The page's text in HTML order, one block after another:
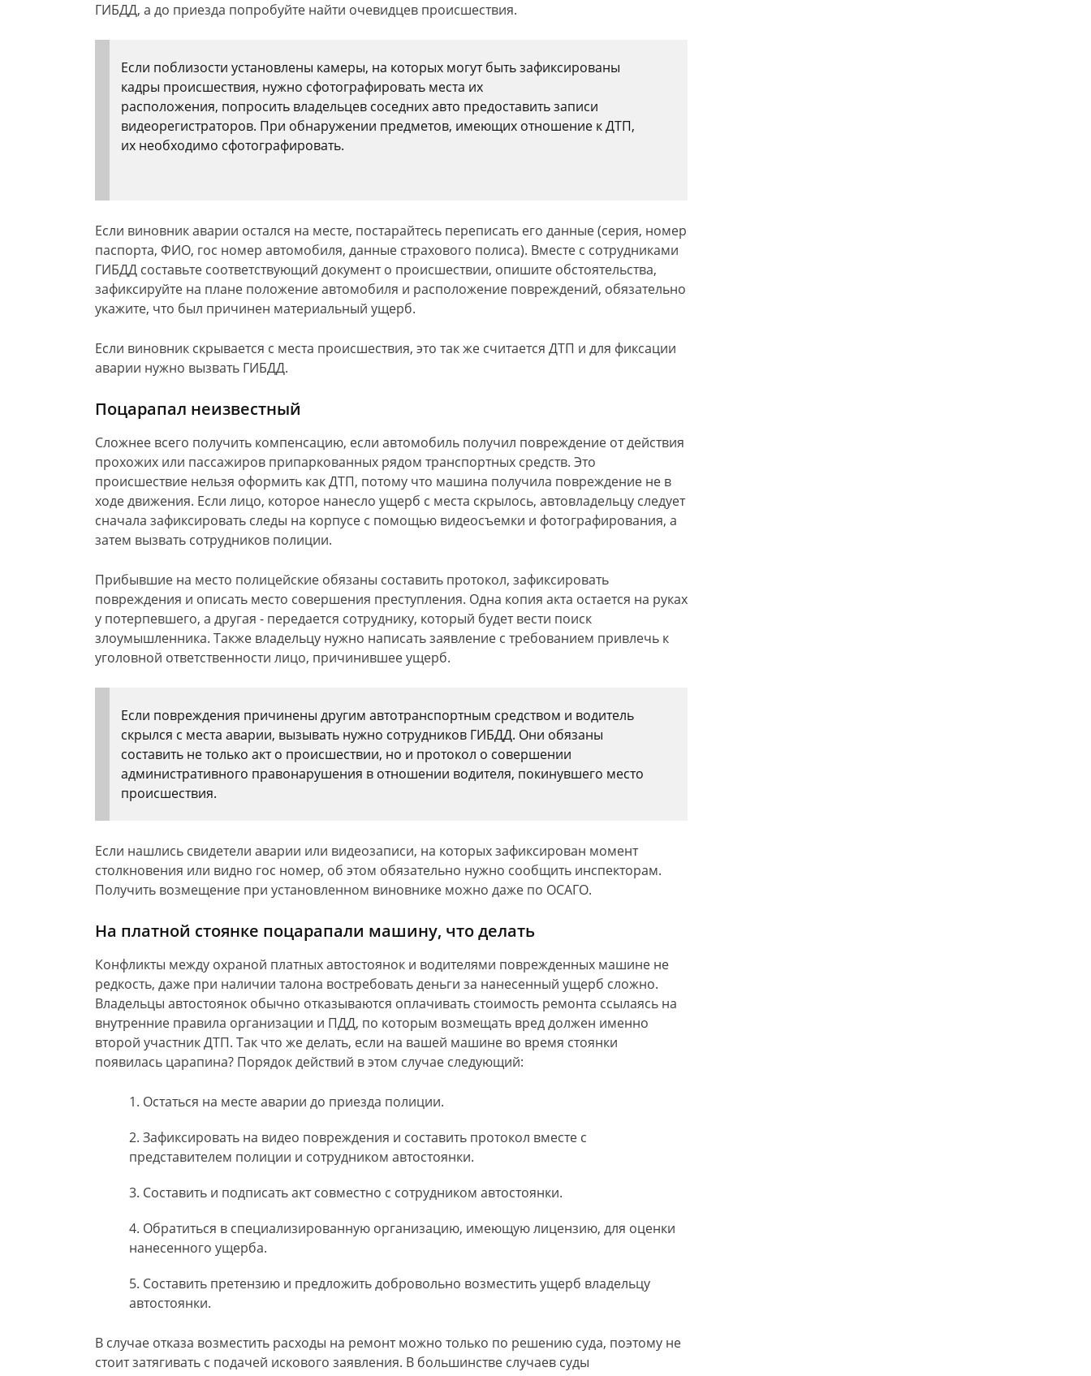
ГИБДД, а до приезда попробуйте найти очевидцев происшествия.
Если поблизости установлены камеры, на которых могут быть зафиксированы
кадры происшествия, нужно сфотографировать места их
расположения, попросить владельцев соседних авто предоставить записи
видеорегистраторов. При обнаружении предметов, имеющих отношение к ДТП,
их необходимо сфотографировать.
Если виновник аварии остался на месте, постарайтесь переписать его данные (серия, номер
паспорта, ФИО, гос номер автомобиля, данные страхового полиса). Вместе с сотрудниками
ГИБДД составьте соответствующий документ о происшествии, опишите обстоятельства,
зафиксируйте на плане положение автомобиля и расположение повреждений, обязательно
укажите, что был причинен материальный ущерб.
Если виновник скрывается с места происшествия, это так же считается ДТП и для фиксации
аварии нужно вызвать ГИБДД.
Поцарапал неизвестный
Сложнее всего получить компенсацию, если автомобиль получил повреждение от действия
прохожих или пассажиров припаркованных рядом транспортных средств. Это
происшествие нельзя оформить как ДТП, потому что машина получила повреждение не в
ходе движения. Если лицо, которое нанесло ущерб с места скрылось, автовладельцу следует
сначала зафиксировать следы на корпусе с помощью видеосъемки и фотографирования, а
затем вызвать сотрудников полиции.
Прибывшие на место полицейские обязаны составить протокол, зафиксировать
повреждения и описать место совершения преступления. Одна копия акта остается на руках
у потерпевшего, а другая - передается сотруднику, который будет вести поиск
злоумышленника. Также владельцу нужно написать заявление с требованием привлечь к
уголовной ответственности лицо, причинившее ущерб.
Если повреждения причинены другим автотранспортным средством и водитель
скрылся с места аварии, вызывать нужно сотрудников ГИБДД. Они обязаны
составить не только акт о происшествии, но и протокол о совершении
административного правонарушения в отношении водителя, покинувшего место
происшествия.
Если нашлись свидетели аварии или видеозаписи, на которых зафиксирован момент
столкновения или видно гос номер, об этом обязательно нужно сообщить инспекторам.
Получить возмещение при установленном виновнике можно даже по ОСАГО.
На платной стоянке поцарапали машину, что делать
Конфликты между охраной платных автостоянок и водителями поврежденных машине не
редкость, даже при наличии талона востребовать деньги за нанесенный ущерб сложно.
Владельцы автостоянок обычно отказываются оплачивать стоимость ремонта ссылаясь на
внутренние правила организации и ПДД, по которым возмещать вред должен именно
второй участник ДТП. Так что же делать, если на вашей машине во время стоянки
появилась царапина? Порядок действий в этом случае следующий:
Остаться на месте аварии до приезда полиции.
Зафиксировать на видео повреждения и составить протокол вместе с
представителем полиции и сотрудником автостоянки.
Составить и подписать акт совместно с сотрудником автостоянки.
Обратиться в специализированную организацию, имеющую лицензию, для оценки
нанесенного ущерба.
Составить претензию и предложить добровольно возместить ущерб владельцу
автостоянки.
В случае отказа возместить расходы на ремонт можно только по решению суда, поэтому не
стоит затягивать с подачей искового заявления. В большинстве случаев суды